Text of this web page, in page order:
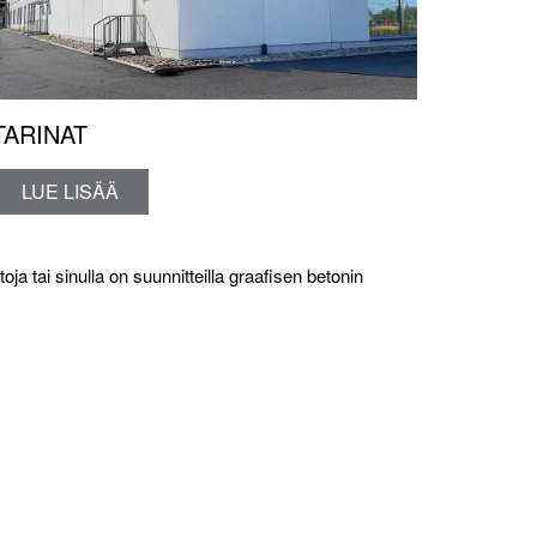
LUE LISÄÄ
tai sinulla on suunnitteilla graafisen betonin